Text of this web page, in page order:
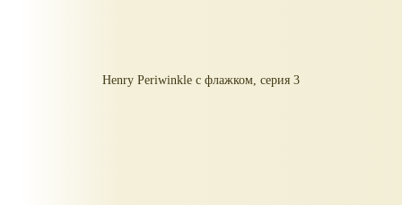
Henry Periwinkle с флажком, серия 3